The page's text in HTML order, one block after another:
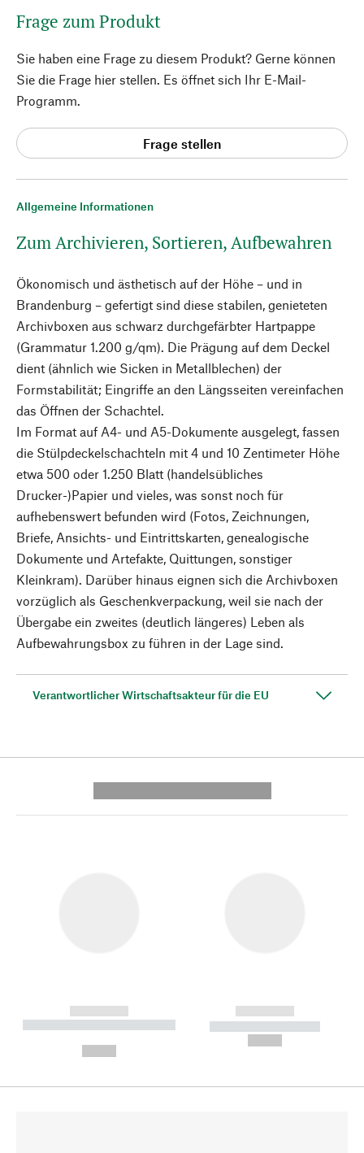
Allgemeine Informationen
Zum Archivieren, Sortieren, Aufbewahren
Ökonomisch und ästhetisch auf der Höhe – und in
Brandenburg – gefertigt sind diese stabilen, genieteten
Archivboxen aus schwarz durchgefärbter Hartpappe
(Grammatur 1.200 g/qm). Die Prägung auf dem Deckel
dient (ähnlich wie Sicken in Metallblechen) der
Formstabilität; Eingriffe an den Längsseiten vereinfachen
das Öffnen der Schachtel.
Im Format auf A4- und A5-Dokumente ausgelegt, fassen
die Stülpdeckelschachteln mit 4 und 10 Zentimeter Höhe
etwa 500 oder 1.250 Blatt (handelsübliches
Drucker-)Papier und vieles, was sonst noch für
aufhebenswert befunden wird (Fotos, Zeichnungen,
Briefe, Ansichts- und Eintrittskarten, genealogische
Dokumente und Artefakte, Quittungen, sonstiger
Kleinkram). Darüber hinaus eignen sich die Archivboxen
vorzüglich als Geschenkverpackung, weil sie nach der
Übergabe ein zweites (deutlich längeres) Leben als
Aufbewahrungsbox zu führen in der Lage sind.
Verantwortlicher Wirtschaftsakteur für die EU
Frage zum Produkt
Sie haben eine Frage zu diesem Produkt? Gerne können
Sie die Frage hier stellen. Es öffnet sich Ihr E-Mail-
Programm.
Frage stellen
------------
----------- ----------- --------
------------
----------- -----------